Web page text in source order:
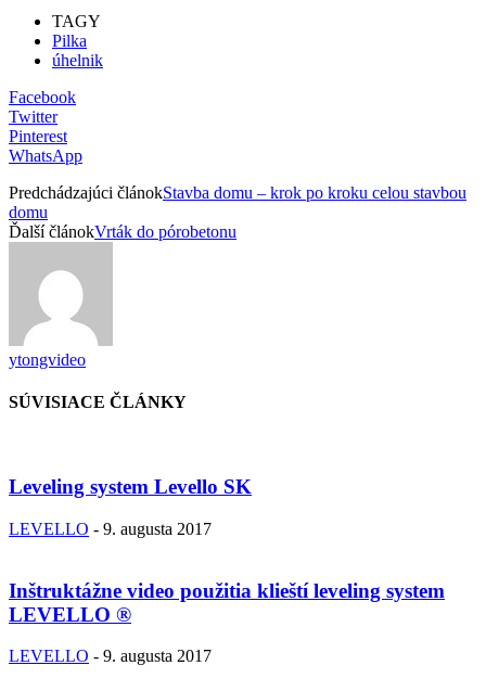
TAGY
Pilka
úhelnik
Facebook
Twitter
Pinterest
WhatsApp
Predchádzajúci článokStavba domu – krok po kroku celou stavbou
domu
Ďalší článokVrták do pórobetonu
ytongvideo
SÚVISIACE ČLÁNKY
Leveling system Levello SK
LEVELLO - 9. augusta 2017
Inštruktážne video použitia klieští leveling system
LEVELLO ®
LEVELLO - 9. augusta 2017